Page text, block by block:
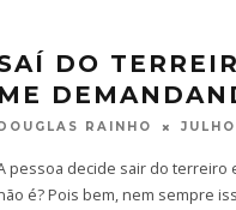
DO
ME
DOUGLAS RAINHO
pessoa decide sair do terreiro
é? Pois bem, nem sempre